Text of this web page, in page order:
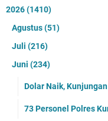
2026(1410)
Agustus(51)
Juli (216)
Juni (234)
Dolar Naik,
73 Personel Polres